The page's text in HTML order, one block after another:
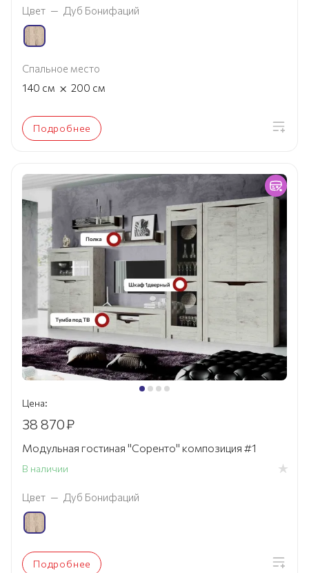
Цвет — Дуб Бонифаций
Спальное место
140 см × 200 см
Подробнее
Цена:
38 870₽
Модульная гостиная "Соренто" композиция #1
В наличии
Цвет — Дуб Бонифаций
Подробнее